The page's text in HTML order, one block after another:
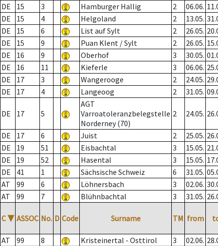
DE
15 3 Hamburger Hallig 2 06.06.
DE
15 4 Helgoland 2 13.05.
DE
15 6 List auf Sylt 2 26.05.
DE
15 9 Puan Klent / Sylt 2 26.05.
DE
16 9 Oberhof 3 30.05.
DE
16 11 Kieferle 3 06.06.
DE
17 3 Wangerooge 2 24.05.
DE
17 4 Langeoog 2 31.05.
DE 17 5
AGT
Varroatoleranzbelegstelle
Norderney (70)
2 24.05.
DE 17 6 Juist 2 25.05.
DE
19 51 Eisbachtal 3 15.05.
DE
19 52 Hasental 3 15.05.
DE
41 1 Sächsische Schweiz 6 31.05.
AT
99 6 Löhnersbach 3 02.06.
AT
99 7 Blühnbachtal 3 31.05.
C ▼ ASSOC No. D Code Surname TM from
AT 99 8 Kristeinertal - Osttirol 3 02.06.